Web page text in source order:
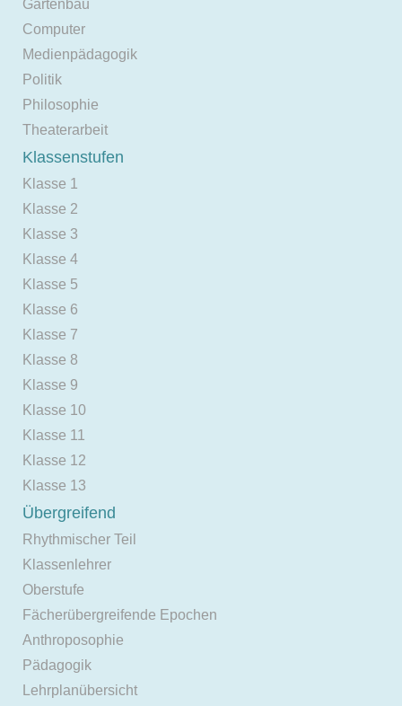
Gartenbau
Computer
Medienpädagogik
Politik
Philosophie
Theaterarbeit
Klassenstufen
Klasse 1
Klasse 2
Klasse 3
Klasse 4
Klasse 5
Klasse 6
Klasse 7
Klasse 8
Klasse 9
Klasse 10
Klasse 11
Klasse 12
Klasse 13
Übergreifend
Rhythmischer Teil
Klassenlehrer
Oberstufe
Fächerübergreifende Epochen
Anthroposophie
Pädagogik
Lehrplanübersicht